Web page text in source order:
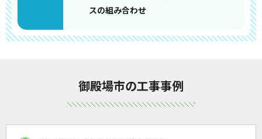
スの組み合わせ
御殿場市の工事事例